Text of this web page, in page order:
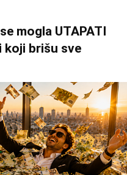
mogla UTAPATI
koji brišu sve